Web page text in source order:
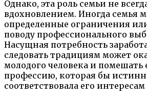
Однако, эта роль семьи не
вдохновлением. Иногда семья
определенные ограничения
поводу профессионального
Насущная потребность
следовать традициям может
молодого человека и помешать
профессию, которая бы
соответствовала его